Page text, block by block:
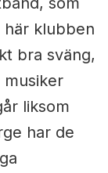
här klubben
bra sväng,
liksom
har de